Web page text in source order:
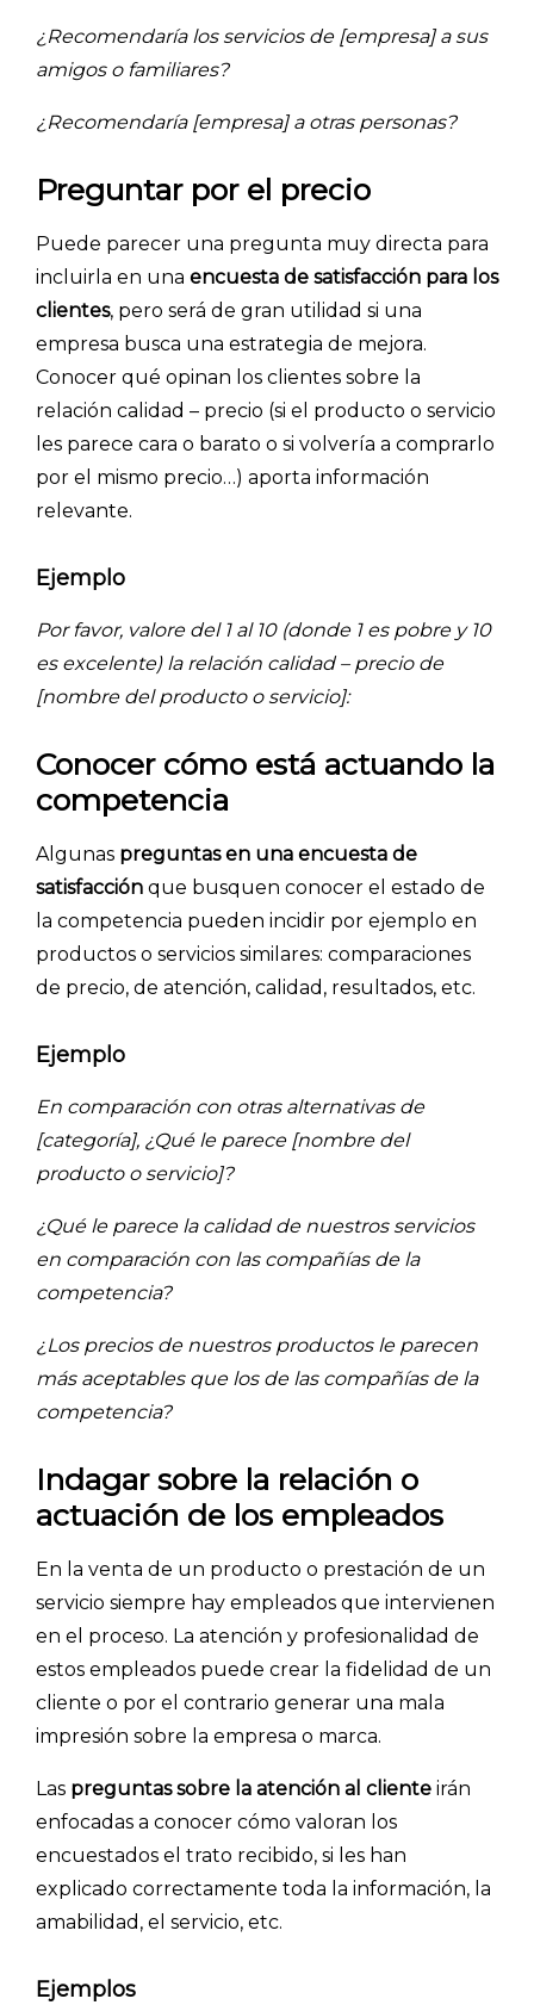
- Artículos destacados
¿Recomendaría los servicios de [empresa] a sus
amigos o familiares?
¿Recomendaría [empresa] a otras personas?
Preguntar por el precio
Puede parecer una pregunta muy directa para
incluirla en una encuesta de satisfacción para los
clientes, pero será de gran utilidad si una
empresa busca una estrategia de mejora.
Conocer qué opinan los clientes sobre la
relación calidad – precio (si el producto o servicio
les parece cara o barato o si volvería a comprarlo
por el mismo precio…) aporta información
relevante.
Ejemplo
Por favor, valore del 1 al 10 (donde 1 es pobre y 10
es excelente) la relación calidad – precio de
[nombre del producto o servicio]:
Conocer cómo está actuando la
competencia
Algunas preguntas en una encuesta de
satisfacción que busquen conocer el estado de
la competencia pueden incidir por ejemplo en
productos o servicios similares: comparaciones
de precio, de atención, calidad, resultados, etc.
Ejemplo
En comparación con otras alternativas de
[categoría], ¿Qué le parece [nombre del
producto o servicio]?
¿Qué le parece la calidad de nuestros servicios
en comparación con las compañías de la
competencia?
¿Los precios de nuestros productos le parecen
más aceptables que los de las compañías de la
competencia?
Indagar sobre la relación o
actuación de los empleados
En la venta de un producto o prestación de un
servicio siempre hay empleados que intervienen
en el proceso. La atención y profesionalidad de
estos empleados puede crear la fidelidad de un
cliente o por el contrario generar una mala
impresión sobre la empresa o marca.
Las preguntas sobre la atención al cliente irán
enfocadas a conocer cómo valoran los
encuestados el trato recibido, si les han
explicado correctamente toda la información, la
amabilidad, el servicio, etc.
Ejemplos